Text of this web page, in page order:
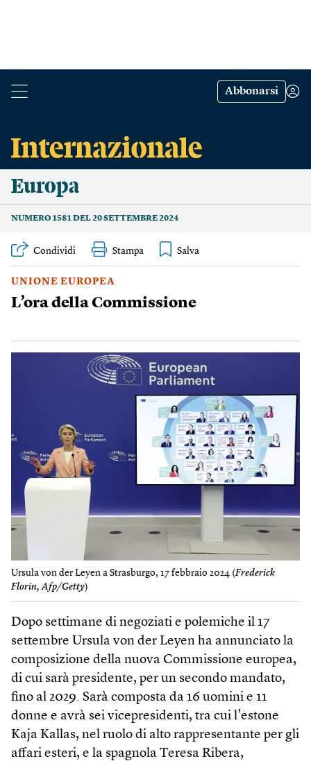
Abbonarsi
Europa
NUMERO 1581 DEL 20 SETTEMBRE 2024
Condividi Stampa
UNIONE EUROPEA
L’ora della Commissione
Ursula von der Leyen a Strasburgo, 17 febbraio 2024 (Frederick
Florin, Afp/Getty)
Dopo settimane di negoziati e polemiche il 17
settembre Ursula von der Leyen ha annunciato la
composizione della nuova Commissione europea,
di cui sarà presidente, per un secondo mandato,
fino al 2029. Sarà composta da 16 uomini e 11
donne e avrà sei vicepresidenti, tra cui l’estone
Kaja Kallas, nel ruolo di alto rappresentante per gli
affari esteri, e la spagnola Teresa Ribera,